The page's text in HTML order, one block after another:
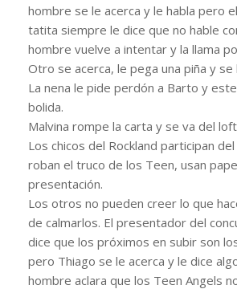
hombre se le acerca y le habla pero
tatita siempre le dice que no hable
hombre vuelve a intentar y la llama
Otro se acerca, le pega una piña y se
La nena le pide perdón a Barto y
bolida.
Malvina rompe la carta y se va del
Los chicos del Rockland participan
roban el truco de los Teen, usan
presentación.
Los otros no pueden creer lo que
de calmarlos. El presentador del
dice que los próximos en subir son
pero Thiago se le acerca y le dice
hombre aclara que los Teen Angels